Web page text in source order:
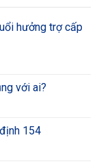
hưởng trợ cấp
với ai?
154